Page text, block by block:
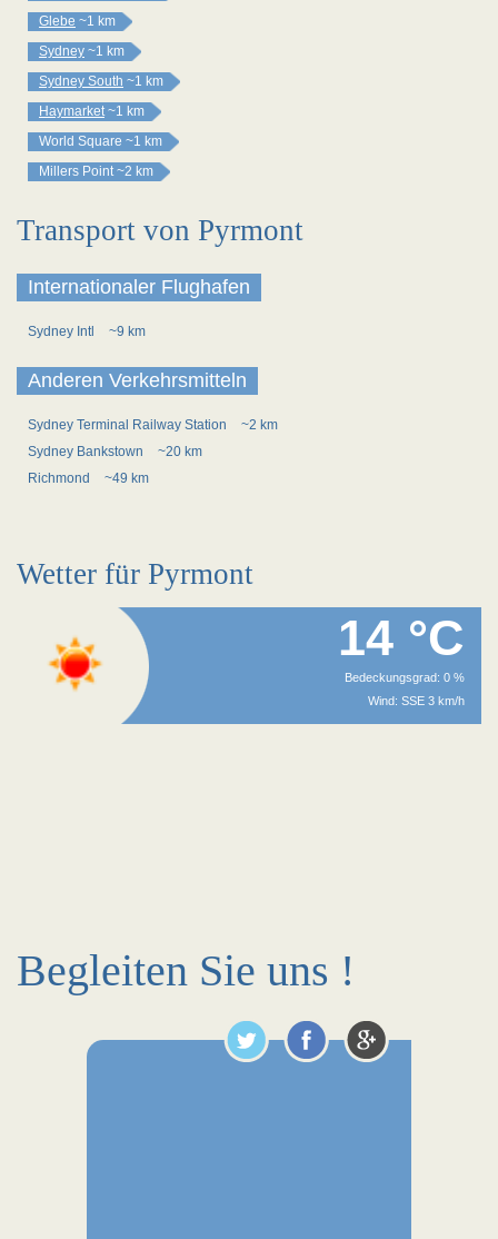
Glebe ~1 km
Sydney ~1 km
Sydney South ~1 km
Haymarket ~1 km
World Square ~1 km
Millers Point ~2 km
Transport von Pyrmont
Internationaler Flughafen
Sydney Intl ~9 km
Anderen Verkehrsmitteln
Sydney Terminal Railway Station
~2 km
Sydney Bankstown
~20 km
Richmond
~49 km
Wetter für Pyrmont
14 °C
Bedeckungsgrad: 0 %
Wind: SSE 3 km/h
Begleiten Sie uns !